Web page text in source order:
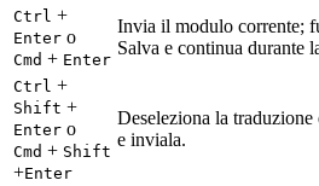
Ctrl +
Enter o
Cmd + Enter
Invia il modulo corrente;
Salva e continua durante
Ctrl +
Shift +
Enter o
Cmd + Shift
+Enter
Deseleziona la
e inviala.